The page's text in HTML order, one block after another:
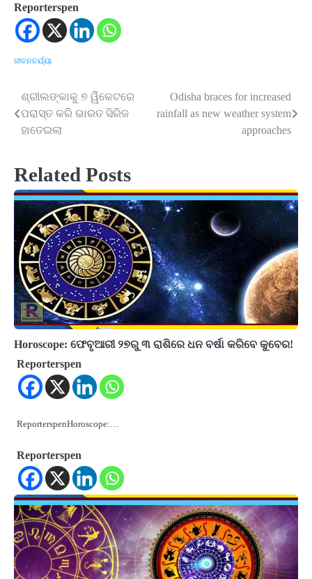
Reporterspen
ଜୀବନଚର୍ଯ୍ୟା
Post
navigation
ଶ୍ରୀଲଙ୍କାକୁ ୭ ୱିିକେଟରେ
ପରାସ୍ତ କରି ଭାରତ ସିରିଜ
ହାତେଇଲା
Odisha braces for increased
rainfall as new weather system
approaches
Related Posts
Horoscope: ଫେବୃଆରୀ ୨୭ରୁ ୩ ରାଶିରେ ଧନ ବର୍ଷା କରିବେ କୁବେର!
Reporterspen
ReporterspenHoroscope:…
Reporterspen